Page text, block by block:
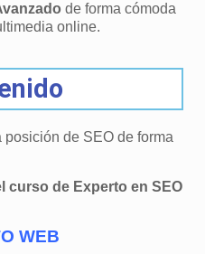
de forma cómoda
online.
de SEO de forma
curso de Experto en SEO
WEB